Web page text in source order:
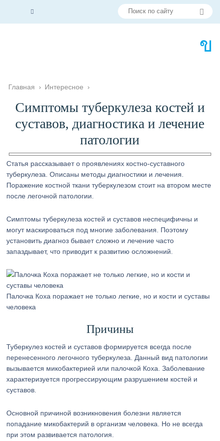
Главная › Интересное ›
Симптомы туберкулеза костей и
суставов, диагностика и лечение
патологии
Статья рассказывает о проявлениях костно-суставного
туберкулеза. Описаны методы диагностики и лечения.
Поражение костной ткани туберкулезом стоит на втором месте
после легочной патологии.
Симптомы туберкулеза костей и суставов неспецифичны и
могут маскироваться под многие заболевания. Поэтому
установить диагноз бывает сложно и лечение часто
запаздывает, что приводит к развитию осложнений.
Палочка Коха поражает не только легкие, но и кости и суставы
человека
Причины
Туберкулез костей и суставов формируется всегда после
перенесенного легочного туберкулеза. Данный вид патологии
вызывается микобактерией или палочкой Коха. Заболевание
характеризуется прогрессирующим разрушением костей и
суставов.
Основной причиной возникновения болезни является
попадание микобактерий в организм человека. Но не всегда
при этом развивается патология.